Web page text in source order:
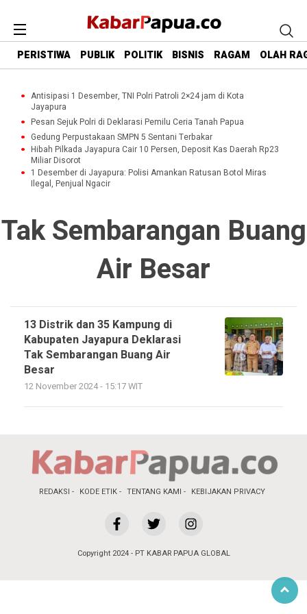
PERISTIWA PUBLIK POLITIK BISNIS RAGAM OLAH
Antisipasi 1 Desember, TNI Polri Patroli 2×24 jam di Kota
Jayapura
Pesan Sejuk Polri di Deklarasi Pemilu Ceria Tanah Papua
Gedung Perpustakaan SMPN 5 Sentani Terbakar
Hibah Pilkada Jayapura Cair 10 Persen, Deposit Kas Daerah Rp23
Miliar Disorot
1 Desember di Jayapura: Polisi Amankan Ratusan Botol Miras
Ilegal, Penjual Ngacir
Tak Sembarangan Buang
Air Besar
13 Distrik dan 35 Kampung di
Kabupaten Jayapura Deklarasi
Tak Sembarangan Buang Air
Besar
12 November 2024 - 15:17 WIT
REDAKSI KODE ETIK TENTANG KAMI KEBIJAKAN PRIVACY
Copyright 2024 - PT KABAR PAPUA GLOBAL